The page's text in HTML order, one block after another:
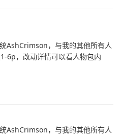
AshCrimson，与我的其他所有人
6p，改动详情可以看人物包内
AshCrimson，与我的其他所有人